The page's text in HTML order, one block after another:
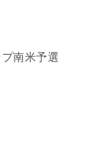
南米予選